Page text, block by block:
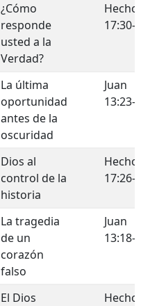
¿Cómo
responde
usted a la
Verdad?
Hechos
17:30-31
La última
oportunidad
antes de la
oscuridad
Juan
13:23-30
Dios al
control de la
historia
Hechos
17:26-29
La tragedia
de un
corazón
falso
Juan
13:18-22
El Dios
Hechos